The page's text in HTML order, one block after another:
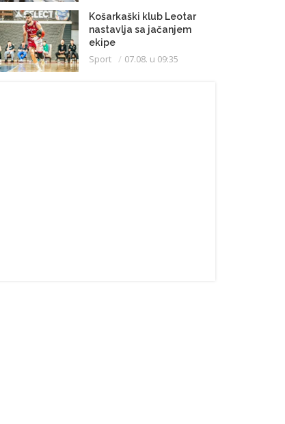
Košarkaški klub Leotar
nastavlja sa jačanjem
ekipe
Sport 07.08. u 09:35